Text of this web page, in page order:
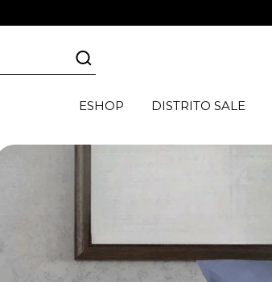
ESHOP DISTRITO SALE